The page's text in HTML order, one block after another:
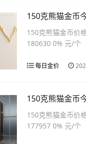
150克熊猫金币
150克熊猫金币价
180630 0% 元/个
每日金价
150克熊猫金币
150克熊猫金币价
177957 0% 元/个